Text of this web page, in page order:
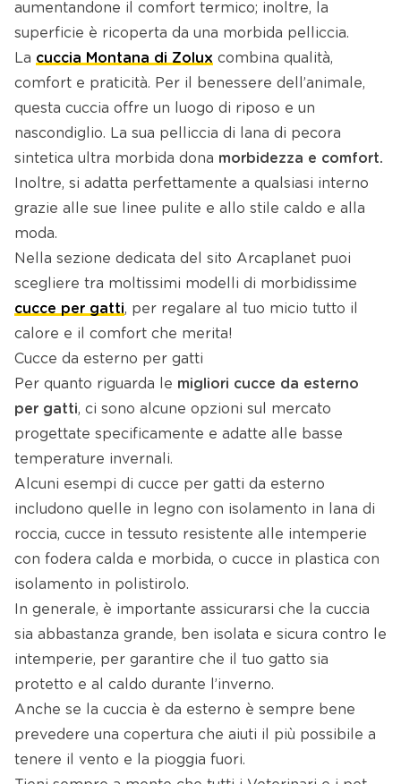
aumentandone il comfort termico; inoltre, la
superficie è ricoperta da una morbida pelliccia.
La cuccia Montana di Zolux combina qualità,
comfort e praticità. Per il benessere dell’animale,
questa cuccia offre un luogo di riposo e un
nascondiglio. La sua pelliccia di lana di pecora
sintetica ultra morbida dona morbidezza e comfort.
Inoltre, si adatta perfettamente a qualsiasi interno
grazie alle sue linee pulite e allo stile caldo e alla
moda.
Nella sezione dedicata del sito Arcaplanet puoi
scegliere tra moltissimi modelli di morbidissime
cucce per gatti, per regalare al tuo micio tutto il
calore e il comfort che merita!
Cucce da esterno per gatti
Per quanto riguarda le migliori cucce da esterno
per gatti, ci sono alcune opzioni sul mercato
progettate specificamente e adatte alle basse
temperature invernali.
Alcuni esempi di cucce per gatti da esterno
includono quelle in legno con isolamento in lana di
roccia, cucce in tessuto resistente alle intemperie
con fodera calda e morbida, o cucce in plastica con
isolamento in polistirolo.
In generale, è importante assicurarsi che la cuccia
sia abbastanza grande, ben isolata e sicura contro le
intemperie, per garantire che il tuo gatto sia
protetto e al caldo durante l’inverno.
Anche se la cuccia è da esterno è sempre bene
prevedere una copertura che aiuti il più possibile a
tenere il vento e la pioggia fuori.